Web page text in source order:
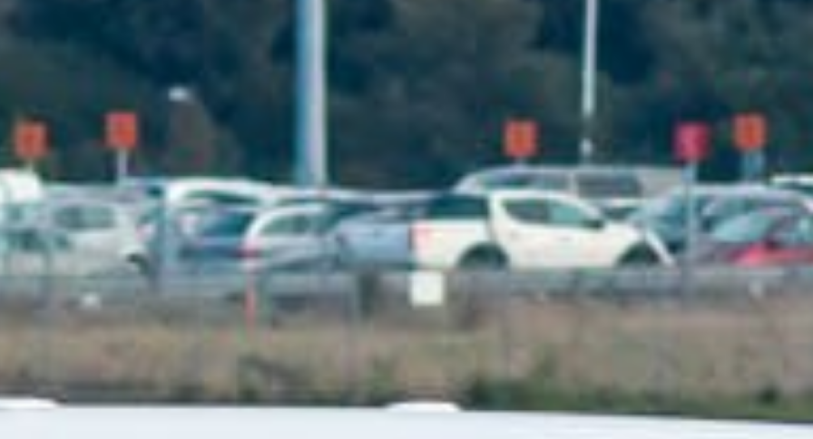
[s/n 383 / VQ-BFY / F-WZGT]